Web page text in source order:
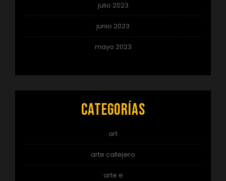
julio 2023
junio 2023
mayo 2023
Categorías
art
arte callejero
arte e